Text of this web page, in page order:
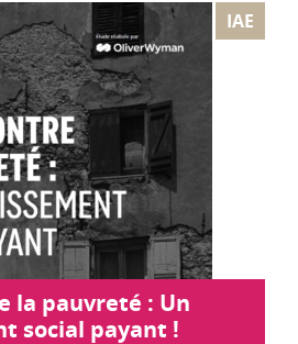
IAE
la pauvreté : Un
social payant !